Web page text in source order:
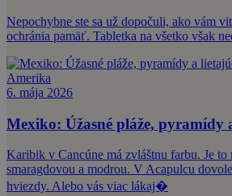
Nepochybne ste sa už dopočuli, ako vám
ochránia pamäť. Tabletka na všetko však
Amerika
6. mája 2026
Mexiko: Úžasné pláže, pyramídy
Karibik v Cancúne má zvláštnu farbu. Je
smaragdovou a modrou. V Acapulcu
hviezdy. Alebo vás viac lákaj�